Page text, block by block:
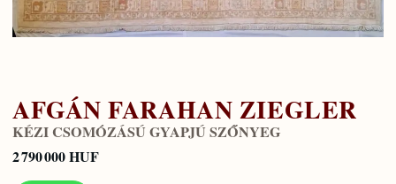
AFGÁN FARAHAN ZIEGLER
KÉZI CSOMÓZÁSÚ GYAPJÚ SZŐNYEG
2 790 000 HUF